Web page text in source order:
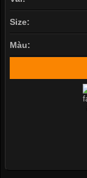
Size:
Màu: